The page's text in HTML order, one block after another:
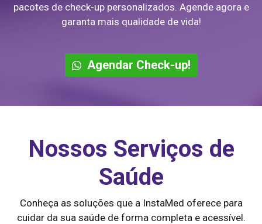
pacotes de check-up personalizados. Agende agora e
garanta mais qualidade de vida!
Agendar Check-up!
Nossos Serviços de
Saúde
Conheça as soluções que a InstaMed oferece para
cuidar da sua saúde de forma completa e acessível.